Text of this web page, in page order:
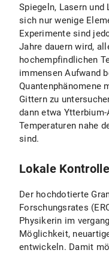
Spiegeln, Lasern
sich nur wenige
Experimente sind
Jahre dauern wird,
hochempfindlichen
immensen Aufwand
Quantenphänomene
Gittern zu
dann etwa
Temperaturen nahe
sind.
Lokale
Der hochdotierte
Forschungsrates
Physikerin im
Möglichkeit,
entwickeln. Damit